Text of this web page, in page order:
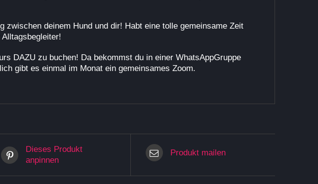
zwischen deinem Hund und dir! Habt eine tolle gemeinsame Zeit
DAZU zu buchen! Da bekommst du in einer WhatsAppGruppe
gibt es einmal im Monat ein gemeinsames Zoom.
Dieses Produkt
anpinnen
Produkt mailen